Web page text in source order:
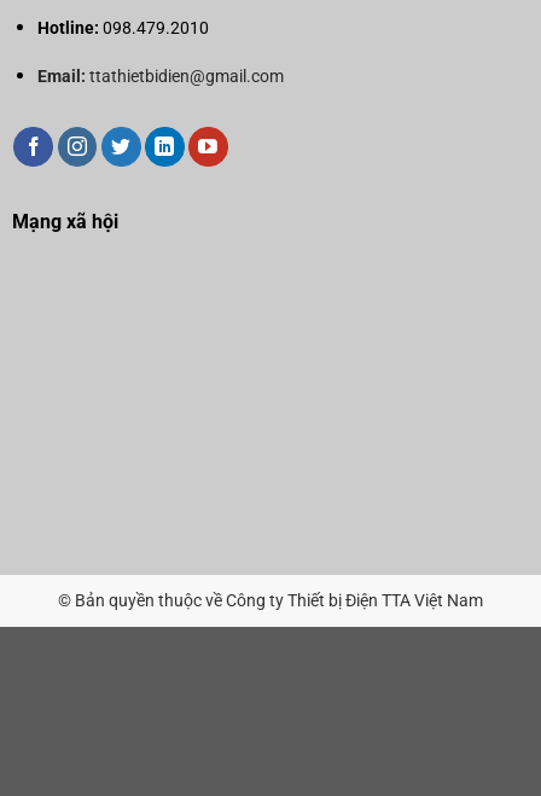
Hotline: 098.479.2010
Email: ttathietbidien@gmail.com
Mạng xã hội
© Bản quyền thuộc về Công ty Thiết bị Điện TTA Việt Nam